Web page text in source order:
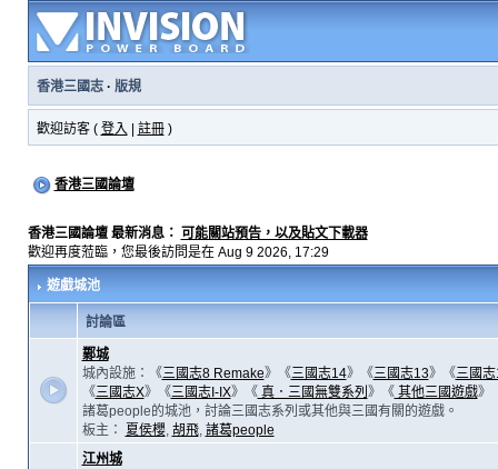
香港三國志· 版規
歡迎訪客 ( 登入 註冊)
香港三國論壇
香港三國論壇 最新消息： 可能關站預告，以及貼文下載器
歡迎再度蒞臨，您最後訪問是在 Aug 9 2026, 17:29
遊戲城池
討論區
鄴城
城內設施：《三國志8 Remake》《三國志14》《三國志13》《三國
《三國志X》《三國志I-IX》《真．三國無雙系列 》《其他三國遊戲》
諸葛people的城池，討論三國志系列或其他與三國有關的遊戲。
板主：
夏侯櫻, 胡飛, 諸葛people
江州城